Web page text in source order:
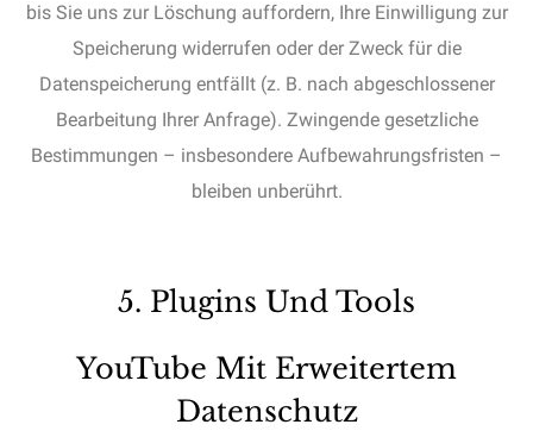
bis Sie uns zur Löschung auffordern, Ihre Einwilligung zur
Speicherung widerrufen oder der Zweck für die
Datenspeicherung entfällt (z. B. nach abgeschlossener
Bearbeitung Ihrer Anfrage). Zwingende gesetzliche
Bestimmungen – insbesondere Aufbewahrungsfristen –
bleiben unberührt.
5. Plugins Und Tools
YouTube Mit Erweitertem
Datenschutz